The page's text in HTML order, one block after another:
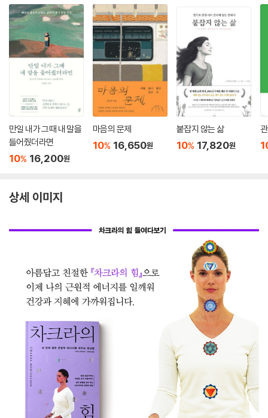
만일 내가 그때 내 말을
들어줬더라면
10% 16,200원
마음의 문제
10% 16,650원
붙잡지 않는 삶
10% 17,820원
상세 이미지